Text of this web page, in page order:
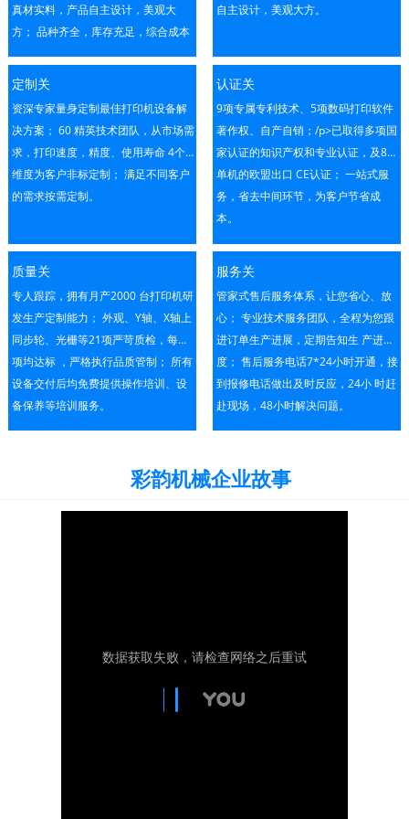
真材实料，产品自主设计，美观大
方； 品种齐全，库存充足，综合成本
优势明显，拥有完善的配套解决方
案。
自主设计，美观大方。
定制关
资深专家量身定制最佳打印机设备解
决方案； 60 精英技术团队，从市场需
求，打印速度，精度、使用寿命 4个
维度为客户非标定制； 满足不同客户
的需求按需定制。
认证关
9项专属专利技术、5项数码打印软件
著作权、自产自销；/p>已取得多项国
家认证的知识产权和专业认证，及8个
单机的欧盟出口 CE认证； 一站式服
务，省去中间环节，为客户节省成
本。
质量关
专人跟踪，拥有月产2000 台打印机研
发生产定制能力； 外观、Y轴、X轴上
同步轮、光栅等21项严苛质检，每一
项均达标 ，严格执行品质管制； 所有
设备交付后均免费提供操作培训、设
备保养等培训服务。
服务关
管家式售后服务体系，让您省心、放
心； 专业技术服务团队，全程为您跟
进订单生产进展，定期告知生 产进
度； 售后服务电话7*24小时开通，接
到报修电话做出及时反应，24小 时赶
赴现场，48小时解决问题。
彩韵机械企业故事